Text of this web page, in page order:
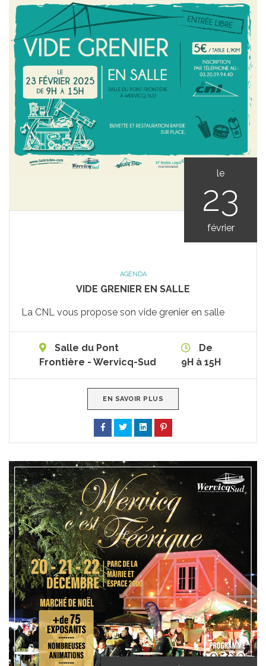
le
23
février
AGENDA
VIDE GRENIER EN SALLE
La CNL vous propose son vide grenier en salle
Salle du Pont
Frontière - Wervicq-Sud
De
9H à 15H
EN SAVOIR PLUS